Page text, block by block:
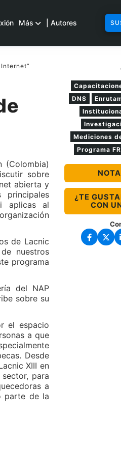
Más | Autores
(Colombia)
sobre
abierta y
aplicas al
de Lacnic
nuestros
programa
del NAP
sobre su
el espacio
a que
Desde
XIII en
para
a
parte de la
DNS
Mediciones
Programa
¿TE
CON